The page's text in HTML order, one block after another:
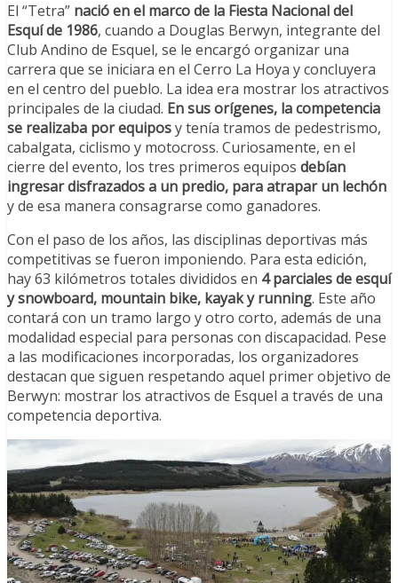
El “Tetra” nació en el marco de la Fiesta Nacional del
Esquí de 1986, cuando a Douglas Berwyn, integrante del
Club Andino de Esquel, se le encargó organizar una
carrera que se iniciara en el Cerro La Hoya y concluyera
en el centro del pueblo. La idea era mostrar los atractivos
principales de la ciudad. En sus orígenes, la competencia
se realizaba por equiposy tenía tramos de pedestrismo,
cabalgata, ciclismo y motocross. Curiosamente, en el
cierre del evento, los tres primeros equipos debían
ingresar disfrazados a un predio, para atrapar un lechón
y de esa manera consagrarse como ganadores.
Con el paso de los años, las disciplinas deportivas más
competitivas se fueron imponiendo. Para esta edición,
hay 63 kilómetros totales divididos en 4 parciales de esquí
y snowboard, mountain bike, kayak y running. Este año
contará con un tramo largo y otro corto, además de una
modalidad especial para personas con discapacidad. Pese
a las modificaciones incorporadas, los organizadores
destacan que siguen respetando aquel primer objetivo de
Berwyn: mostrar los atractivos de Esquel a través de una
competencia deportiva.